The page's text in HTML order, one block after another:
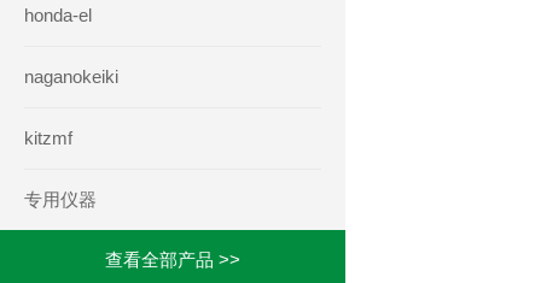
honda-el
naganokeiki
kitzmf
专用仪器
查看全部产品 >>